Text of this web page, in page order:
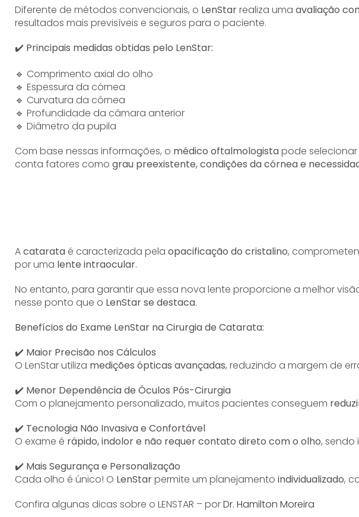
Diferente de métodos convencionais, o LenStarrealiza uma avaliação
resultados mais previsíveis e seguros para o paciente.
✔️ Principais medidas obtidas pelo LenStar:
🔹 Comprimento axial do olho
🔹 Espessura da córnea
🔹 Curvatura da córnea
🔹 Profundidade da câmara anterior
🔹 Diâmetro da pupila
Com base nessas informações, o médico oftalmologistapode selecionar
conta fatores como grau preexistente, condições da córnea e
Acatarata é caracterizada pela opacificação do cristalino,
por uma lente intraocular.
No entanto, para garantir que essa nova lente proporcione a melhor
nesse ponto que o LenStar se destaca.
Benefícios do Exame LenStar na Cirurgia de Catarata:
✔️ Maior Precisão nos Cálculos
O LenStar utiliza medições ópticas avançadas, reduzindo a margem de
✔️ Menor Dependência de Óculos Pós-Cirurgia
Com o planejamento personalizado, muitos pacientes conseguem
✔️ Tecnologia Não Invasiva e Confortável
O exame é rápido, indolor e não requer contato direto com o olho, sendo
✔️ Mais Segurança e Personalização
Cada olho é único! O LenStarpermite um planejamento individualizado,
Confira algunas dicas sobre o LENSTAR – porDr. Hamilton Moreira